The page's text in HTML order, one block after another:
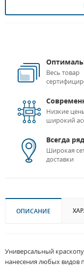
Весь товар
Низкие
широкий
Всегда
Широкая
доставки
ОПИСАНИЕ
Универсальный
нанесения любых видов